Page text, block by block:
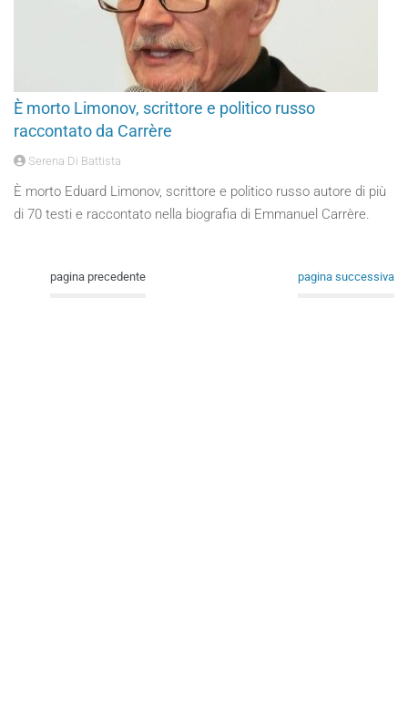
È morto Limonov, scrittore e politico russo
raccontato da Carrère
Serena Di Battista
È morto Eduard Limonov, scrittore e politico russo autore di più
di 70 testi e raccontato nella biografia di Emmanuel Carrère.
pagina precedente pagina successiva